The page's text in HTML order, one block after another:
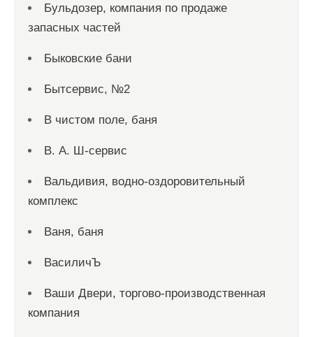
Бульдозер, компания по продаже
запасных частей
Быковские бани
Бытсервис, №2
В чистом поле, баня
В. А. Ш-сервис
Вальдивия, водно-оздоровительный
комплекс
Ваня, баня
ВасиличЪ
Ваши Двери, торгово-производственная
компания